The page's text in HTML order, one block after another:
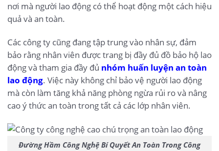
nơi mà người lao động có thể hoạt động một cách hiệu
quả và an toàn.
Các công ty cũng đang tập trung vào nhân sự, đảm
bảo rằng nhân viên được trang bị đầy đủ đồ bảo hộ lao
động và tham gia đầy đủ nhóm huấn luyện an toàn
lao động. Việc này không chỉ bảo vệ người lao động
mà còn làm tăng khả năng phòng ngừa rủi ro và nâng
cao ý thức an toàn trong tất cả các lớp nhân viên.
Đường Hầm Công Nghệ Bí Quyết An Toàn Trong Công